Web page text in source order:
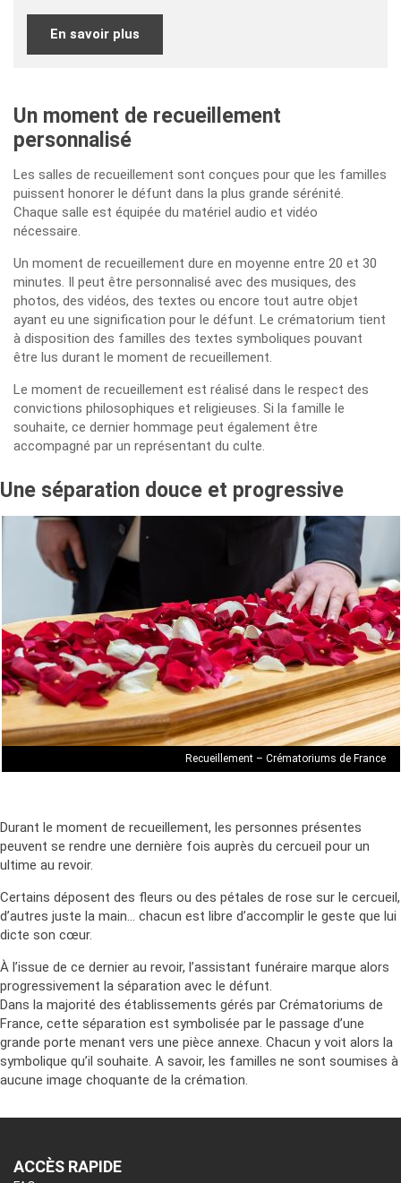
En savoir plus
Un moment de recueillement
personnalisé
Les salles de recueillement sont conçues pour que les familles
puissent honorer le défunt dans la plus grande sérénité.
Chaque salle est équipée du matériel audio et vidéo
nécessaire.
Un moment de recueillement dure en moyenne entre 20 et 30
minutes. Il peut être personnalisé avec des musiques, des
photos, des vidéos, des textes ou encore tout autre objet
ayant eu une signification pour le défunt. Le crématorium tient
à disposition des familles des textes symboliques pouvant
être lus durant le moment de recueillement.
Le moment de recueillement est réalisé dans le respect des
convictions philosophiques et religieuses. Si la famille le
souhaite, ce dernier hommage peut également être
accompagné par un représentant du culte.
Une séparation douce et progressive
Recueillement – Crématoriums de France
Durant le moment de recueillement, les personnes présentes
peuvent se rendre une dernière fois auprès du cercueil pour un
ultime au revoir.
Certains déposent des fleurs ou des pétales de rose sur le cercueil,
d’autres juste la main… chacun est libre d’accomplir le geste que lui
dicte son cœur.
À l’issue de ce dernier au revoir, l’assistant funéraire marque alors
progressivement la séparation avec le défunt.
Dans la majorité des établissements gérés par Crématoriums de
France, cette séparation est symbolisée par le passage d’une
grande porte menant vers une pièce annexe. Chacun y voit alors la
symbolique qu’il souhaite. A savoir, les familles ne sont soumises à
aucune image choquante de la crémation.
ACCÈS RAPIDE